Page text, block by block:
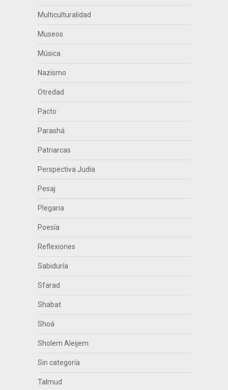
Multiculturalidad
Museos
Música
Nazismo
Otredad
Pacto
Parashá
Patriarcas
Perspectiva Judía
Pesaj
Plegaria
Poesía
Reflexiones
Sabiduría
Sfarad
Shabat
Shoá
Sholem Aleijem
Sin categoría
Talmud